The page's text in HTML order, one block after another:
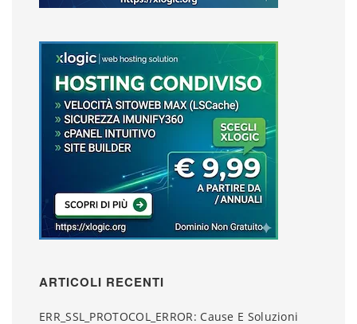
ARTICOLI RECENTI
ERR_SSL_PROTOCOL_ERROR: Cause E Soluzioni